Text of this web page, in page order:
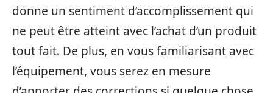
donne un sentiment d’accomplissement qui
ne peut être atteint avec l’achat d’un produit
tout fait. De plus, en vous familiarisant avec
l’équipement, vous serez en mesure